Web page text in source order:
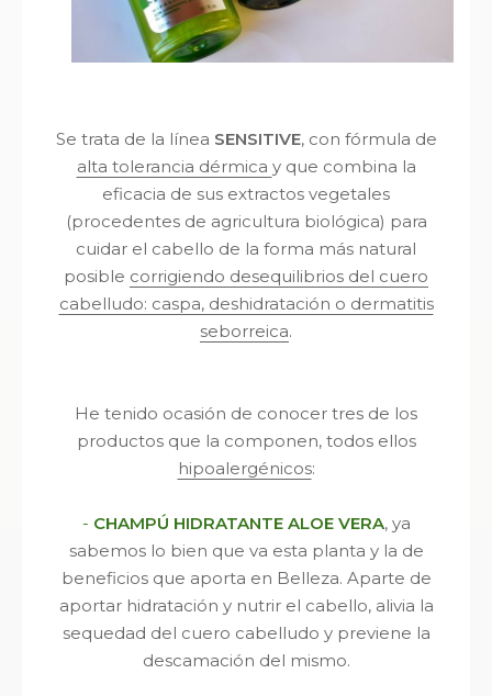
Se trata de la línea SENSITIVE, con fórmula de
alta tolerancia dérmica y que combina la
eficacia de sus extractos vegetales
(procedentes de agricultura biológica) para
cuidar el cabello de la forma más natural
posible corrigiendo desequilibrios del cuero
cabelludo: caspa, deshidratación o dermatitis
seborreica.
He tenido ocasión de conocer tres de los
productos que la componen, todos ellos
hipoalergénicos:
- CHAMPÚ HIDRATANTE ALOE VERA, ya
sabemos lo bien que va esta planta y la de
beneficios que aporta en Belleza. Aparte de
aportar hidratación y nutrir el cabello, alivia la
sequedad del cuero cabelludo y previene la
descamación del mismo.